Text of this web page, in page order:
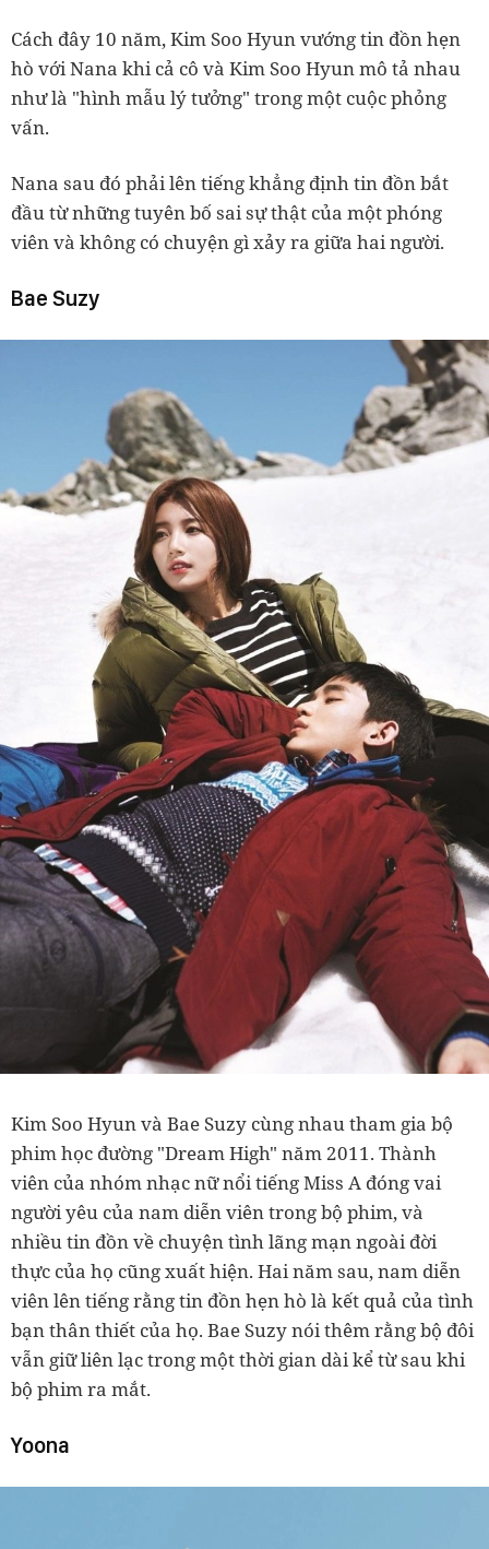
Cách đây 10 năm, Kim Soo Hyun vướng tin đồn hẹn
hò với Nana khi cả cô và Kim Soo Hyun mô tả nhau
như là "hình mẫu lý tưởng" trong một cuộc phỏng
vấn.
Nana sau đó phải lên tiếng khẳng định tin đồn bắt
đầu từ những tuyên bố sai sự thật của một phóng
viên và không có chuyện gì xảy ra giữa hai người.
Bae Suzy
Kim Soo Hyun và Bae Suzy cùng nhau tham gia bộ
phim học đường "Dream High" năm 2011. Thành
viên của nhóm nhạc nữ nổi tiếng Miss A đóng vai
người yêu của nam diễn viên trong bộ phim, và
nhiều tin đồn về chuyện tình lãng mạn ngoài đời
thực của họ cũng xuất hiện. Hai năm sau, nam diễn
viên lên tiếng rằng tin đồn hẹn hò là kết quả của tình
bạn thân thiết của họ. Bae Suzy nói thêm rằng bộ đôi
vẫn giữ liên lạc trong một thời gian dài kể từ sau khi
bộ phim ra mắt.
Yoona